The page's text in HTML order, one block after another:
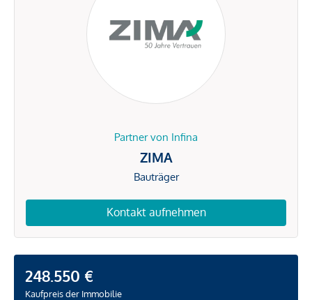
Partner von Infina
ZIMA
Bauträger
Kontakt aufnehmen
248.550 €
Kaufpreis der Immobilie